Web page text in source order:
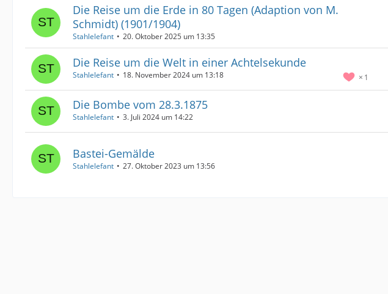
Die Reise um die Erde in 80 Tagen (Adaption von M.
Schmidt) (1901/1904)
Stahlelefant 20. Oktober 2025 um 13:35
Die Reise um die Welt in einer Achtelsekunde
1
Stahlelefant 18. November 2024 um 13:18
Die Bombe vom 28.3.1875
Stahlelefant 3. Juli 2024 um 14:22
Bastei-Gemälde
Stahlelefant 27. Oktober 2023 um 13:56